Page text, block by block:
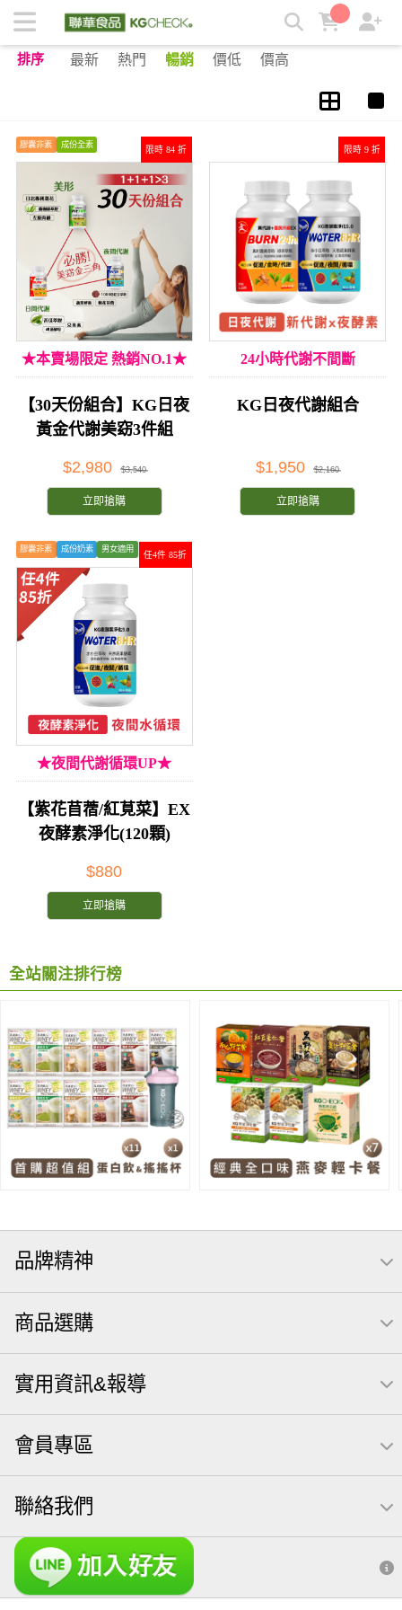
紅豆 x 紫花苜蓿 | KGCHECK聯華食品生醫研究室
排序 最新 熱門 暢銷 價低 價高
限時 84 折
膠囊非素 成份全素
★本賣場限定 熱銷NO.1★
【30天份組合】KG日夜
黃金代謝美窈3件組
$2,980 $3,540
立即搶購
限時 9 折
24小時代謝不間斷
KG日夜代謝組合
$1,950 $2,160
立即搶購
任4件 85折
膠囊非素 成份奶素 男女適用
★夜間代謝循環UP★
【紫花苜蓿/紅莧菜】EX
夜酵素淨化(120顆)
$880
立即搶購
全站關注排行榜
品牌精神
商品選購
實用資訊&報導
會員專區
聯絡我們